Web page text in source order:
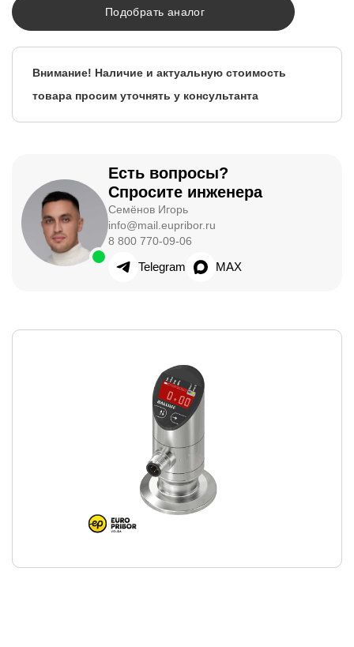
Подобрать аналог
Внимание! Наличие и актуальную стоимость
товара просим уточнять у консультанта
Есть вопросы?
Спросите инженера
Семёнов Игорь
info@mail.eupribor.ru
8 800 770-09-06
Telegram MAX